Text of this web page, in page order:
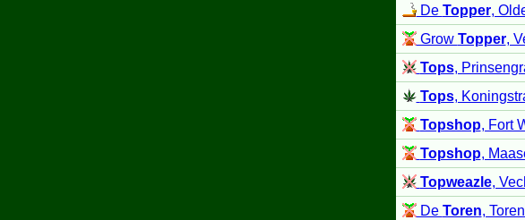
De Topper,
Grow Topper,
Tops,
Tops,
Topshop, Fort
Topshop,
Topweazle,
De Toren,